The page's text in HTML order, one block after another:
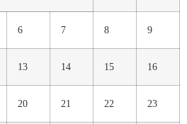
6 7 8 9
13 14 15 16
20 21 22 23